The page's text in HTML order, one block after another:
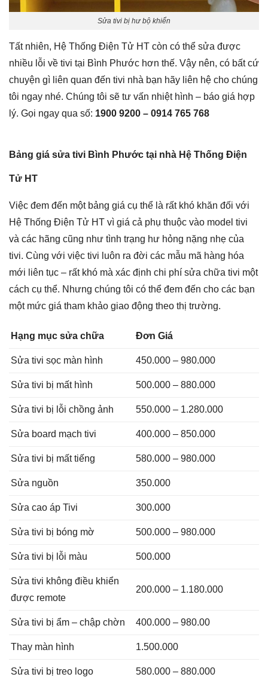
Sửa tivi bị hư bộ khiển
Tất nhiên, Hệ Thống Điện Tử HT còn có thể sửa được
nhiều lỗi về tivi tại Bình Phước hơn thế. Vậy nên, có bất cứ
chuyện gì liên quan đến tivi nhà bạn hãy liên hệ cho chúng
tôi ngay nhé. Chúng tôi sẽ tư vấn nhiệt hình – báo giá hợp
lý. Gọi ngay qua số: 1900 9200 – 0914 765 768
Bảng giá sửa tivi Bình Phước tại nhà Hệ Thống Điện
Tử HT
Việc đem đến một bảng giá cụ thể là rất khó khăn đối với
Hệ Thống Điện Tử HT vì giá cả phụ thuộc vào model tivi
và các hãng cũng như tình trạng hư hỏng nặng nhẹ của
tivi. Cùng với việc tivi luôn ra đời các mẫu mã hàng hóa
mới liên tục – rất khó mà xác định chi phí sửa chữa tivi một
cách cụ thể. Nhưng chúng tôi có thể đem đến cho các bạn
một mức giá tham khảo giao động theo thị trường.
Hạng mục sửa chữa Đơn Giá
Sửa tivi sọc màn hình 450.000 – 980.000
Sửa tivi bị mất hình 500.000 – 880.000
Sửa tivi bị lỗi chồng ảnh 550.000 – 1.280.000
Sửa board mạch tivi 400.000 – 850.000
Sửa tivi bị mất tiếng 580.000 – 980.000
Sửa nguồn 350.000
Sửa cao áp Tivi 300.000
Sửa tivi bị bóng mờ 500.000 – 980.000
Sửa tivi bị lỗi màu 500.000
Sửa tivi không điều khiển
được remote
200.000 – 1.180.000
Sửa tivi bị ẩm – chập chờn 400.000 – 980.00
Thay màn hình 1.500.000
Sửa tivi bị treo logo 580.000 – 880.000